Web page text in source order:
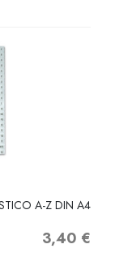
A-Z DIN A4
Precio
3,40 €